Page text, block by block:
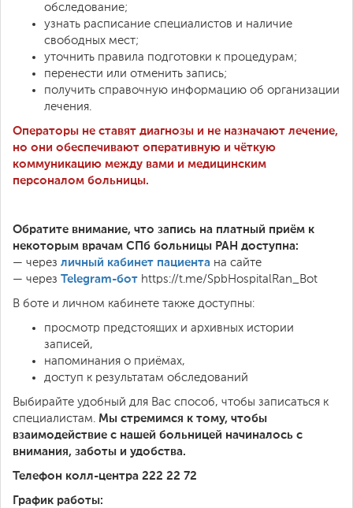
обследование;
узнать расписание специалистов и наличие
свободных мест;
уточнить правила подготовки к процедурам;
перенести или отменить запись;
получить справочную информацию об организации
лечения.
Операторы не ставят диагнозы и не назначают лечение,
но они обеспечивают оперативную и чёткую
коммуникацию между вами и медицинским
персоналом больницы.
Обратите внимание, что запись на платный приём к
некоторым врачам СПб больницы РАН доступна:
— через личный кабинет пациента на сайте
— через Telegram-бот https://t.me/SpbHospitalRan_Bot
В боте и личном кабинете также доступны:
просмотр предстоящих и архивных истории
записей,
напоминания о приёмах,
доступ к результатам обследований
Выбирайте удобный для Вас способ, чтобы записаться к
специалистам. Мы стремимся к тому, чтобы
взаимодействие с нашей больницей начиналось с
внимания, заботы и удобства.
Телефон колл-центра 222 22 72
График работы: